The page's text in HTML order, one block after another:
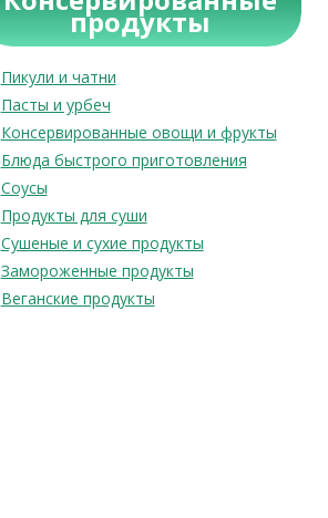
продукты
Пикули и чатни
Пасты и урбеч
Консервированные овощи и фрукты
Блюда быстрого приготовления
Соусы
Продукты для суши
Сушеные и сухие продукты
Замороженные продукты
Веганские продукты